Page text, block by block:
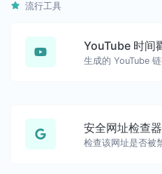
流行工具
安全网址检查器